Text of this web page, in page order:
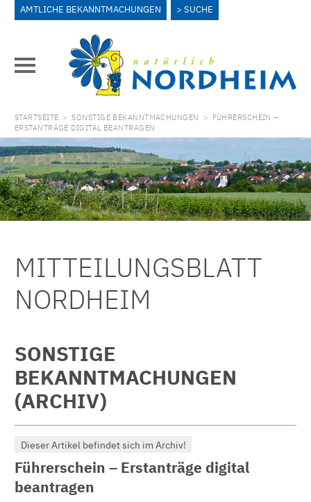
AMTLICHE BEKANNTMACHUNGEN SUCHE
STARTSEITE > SONSTIGE BEKANNTMACHUNGEN > FÜHRERSCHEIN –
ERSTANTRÄGE DIGITAL BEANTRAGEN
MITTEILUNGSBLATT
NORDHEIM
SONSTIGE
BEKANNTMACHUNGEN
(ARCHIV)
Dieser Artikel befindet sich im Archiv!
Führerschein – Erstanträge digital
beantragen